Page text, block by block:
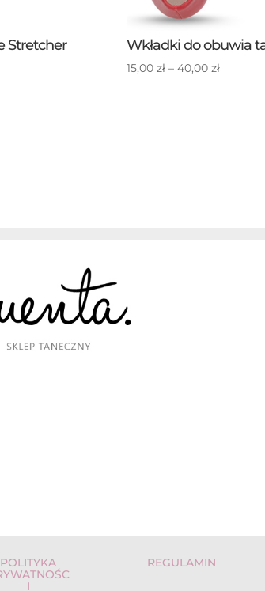
Stretcher
Wkładki do obuwia
15,00 zł – 40,00 złZakres
POLITYKA
I
REGULAMIN